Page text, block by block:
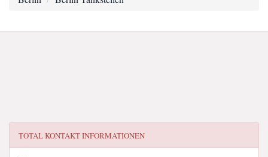
TOTALKONTAKT INFORMATIONEN